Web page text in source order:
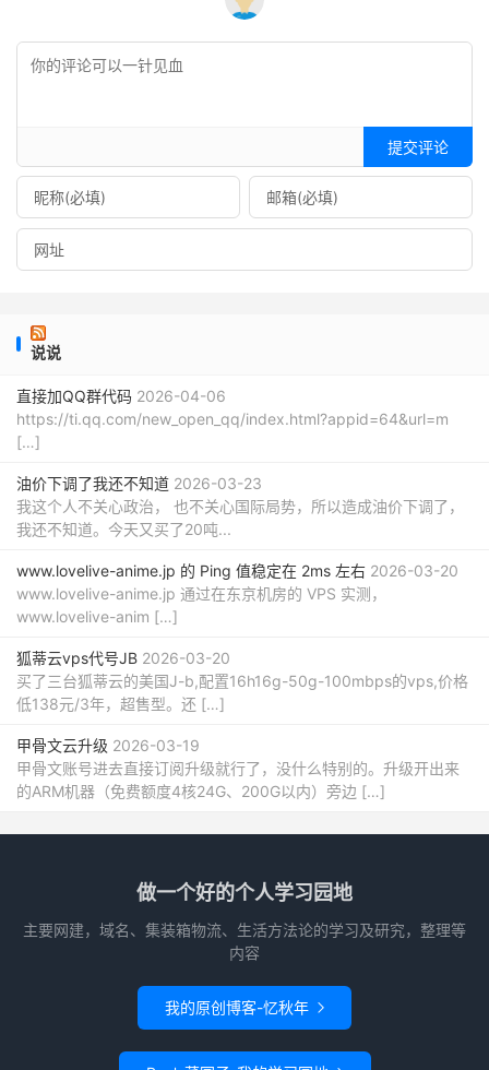
提交评论
说说
直接加QQ群代码 2026-04-06
https://ti.qq.com/new_open_qq/index.html?appid=64&url=m
[…]
油价下调了我还不知道 2026-03-23
我这个人不关心政治， 也不关心国际局势，所以造成油价下调了，
我还不知道。今天又买了20吨...
www.lovelive-anime.jp 的 Ping 值稳定在 2ms 左右 2026-03-20
www.lovelive-anime.jp 通过在东京机房的 VPS 实测，
www.lovelive-anim […]
狐蒂云vps代号JB 2026-03-20
买了三台狐蒂云的美国J-b,配置16h16g-50g-100mbps的vps,价格
低138元/3年，超售型。还 […]
甲骨文云升级 2026-03-19
甲骨文账号进去直接订阅升级就行了，没什么特别的。升级开出来
的ARM机器（免费额度4核24G、200G以内）旁边 […]
做一个好的个人学习园地
主要网建，域名、集装箱物流、生活方法论的学习及研究，整理等
内容
我的原创博客-忆秋年 